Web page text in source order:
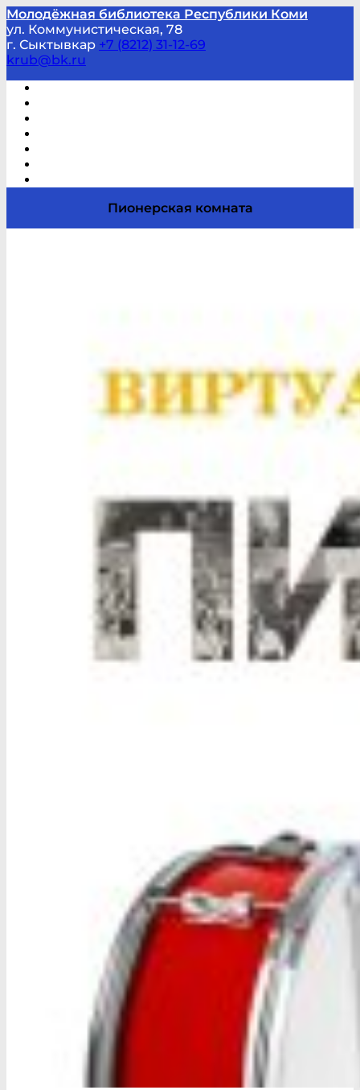
Молодёжная библиотека Республики Коми
ул. Коммунистическая, 78
г. Сыктывкар +7 (8212) 31-12-69
krub@bk.ru
Пионерская комната